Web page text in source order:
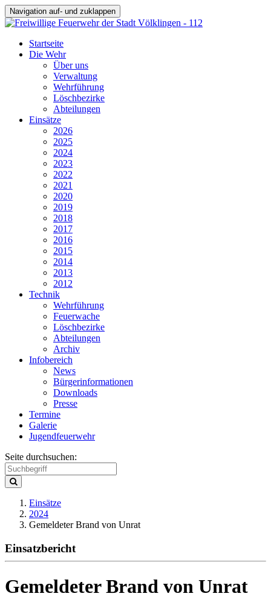
Navigation auf- und zuklappen
Startseite
Die Wehr
Über uns
Verwaltung
Wehrführung
Löschbezirke
Abteilungen
Einsätze
2026
2025
2024
2023
2022
2021
2020
2019
2018
2017
2016
2015
2014
2013
2012
Technik
Wehrführung
Feuerwache
Löschbezirke
Abteilungen
Archiv
Infobereich
News
Bürgerinformationen
Downloads
Presse
Termine
Galerie
Jugendfeuerwehr
Seite durchsuchen:
Einsätze
2024
Gemeldeter Brand von Unrat
Einsatzbericht
Gemeldeter Brand von Unrat